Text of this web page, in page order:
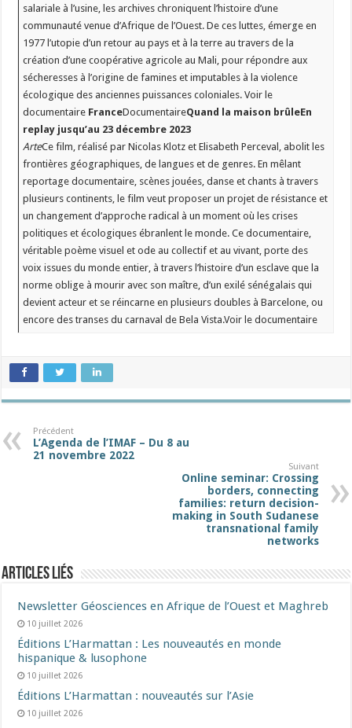
salariale à l’usine, les archives chroniquent l’histoire d’une
communauté venue d’Afrique de l’Ouest. De ces luttes, émerge en
1977 l’utopie d’un retour au pays et à la terre au travers de la
création d’une coopérative agricole au Mali, pour répondre aux
sécheresses à l’origine de famines et imputables à la violence
écologique des anciennes puissances coloniales. Voir le
documentaire FranceDocumentaireQuand la maison brûleEn
replay jusqu’au 23 décembre 2023
ArteCe film, réalisé par Nicolas Klotz et Elisabeth Perceval, abolit les
frontières géographiques, de langues et de genres. En mêlant
reportage documentaire, scènes jouées, danse et chants à travers
plusieurs continents, le film veut proposer un projet de résistance et
un changement d’approche radical à un moment où les crises
politiques et écologiques ébranlent le monde. Ce documentaire,
véritable poème visuel et ode au collectif et au vivant, porte des
voix issues du monde entier, à travers l’histoire d’un esclave que la
norme oblige à mourir avec son maître, d’un exilé sénégalais qui
devient acteur et se réincarne en plusieurs doubles à Barcelone, ou
encore des transes du carnaval de Bela Vista.Voir le documentaire
Précédent
L’Agenda de l’IMAF – Du 8 au
21 novembre 2022
Suivant
Online seminar: Crossing
borders, connecting
families: return decision-
making in South Sudanese
transnational family
networks
Articles liés
Newsletter Géosciences en Afrique de l’Ouest et Maghreb
10 juillet 2026
Éditions L’Harmattan : Les nouveautés en monde
hispanique & lusophone
10 juillet 2026
Éditions L’Harmattan : nouveautés sur l’Asie
10 juillet 2026